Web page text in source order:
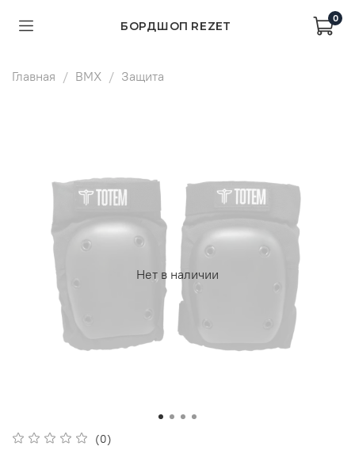
БОРДШОП REZET
0
Главная BMX Защита
Нет в наличии
(0)